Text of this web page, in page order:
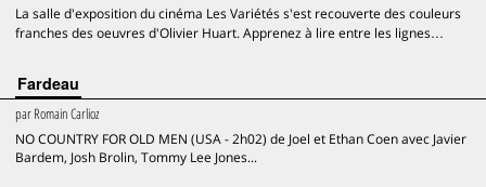
La salle d'exposition du cinéma Les Variétés s'est recouverte des couleurs
franches des oeuvres d'Olivier Huart. Apprenez à lire entre les lignes…
Fardeau
parRomain Carlioz
NO COUNTRY FOR OLD MEN (USA - 2h02) de Joel et Ethan Coen avec Javier
Bardem, Josh Brolin, Tommy Lee Jones...